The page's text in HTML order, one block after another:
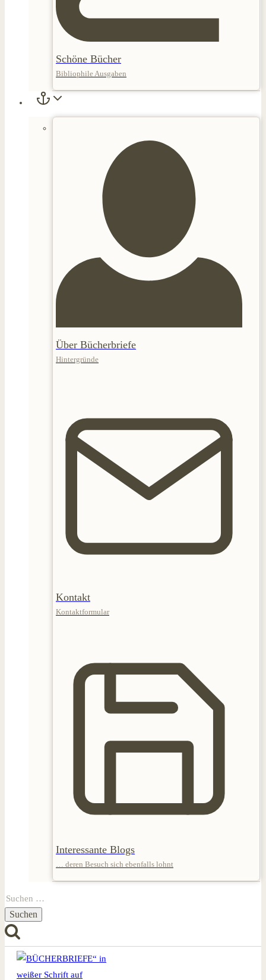
Schöne Bücher
Bibliophile Ausgaben
Über Bücherbriefe
Hintergründe
Kontakt
Kontaktformular
Interessante Blogs
… deren Besuch sich ebenfalls lohnt
Suchen
nach: